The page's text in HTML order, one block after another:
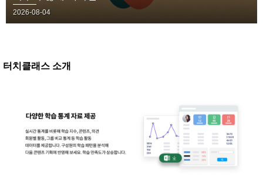
2026-08-04
터치클래스 소개